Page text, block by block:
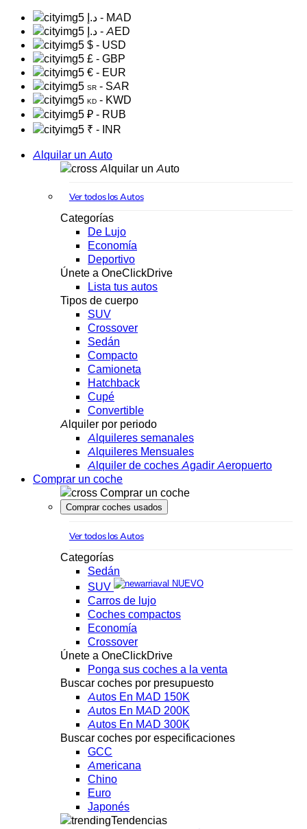
د.إ - MAD
د.إ - AED
$ - USD
£ - GBP
€ - EUR
SR - SAR
KD - KWD
₽ - RUB
₹ - INR
Alquilar un Auto
Alquilar un Auto
Ver todos los Autos
Categorías
De Lujo
Economía
Deportivo
Únete a OneClickDrive
Lista tus autos
Tipos de cuerpo
SUV
Crossover
Sedán
Compacto
Camioneta
Hatchback
Cupé
Convertible
Alquiler por periodo
Alquileres semanales
Alquileres Mensuales
Alquiler de coches Agadir Aeropuerto
Comprar un coche
Comprar un coche
Comprar coches usados
Ver todos los Autos
Categorías
Sedán
SUV
NUEVO
Carros de lujo
Coches compactos
Economía
Crossover
Únete a OneClickDrive
Ponga sus coches a la venta
Buscar coches por presupuesto
Autos En MAD 150K
Autos En MAD 200K
Autos En MAD 300K
Buscar coches por especificaciones
GCC
Americana
Chino
Euro
Japonés
Tendencias